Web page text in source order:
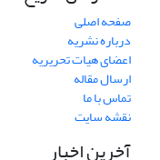
صفحه اصلی
درباره نشریه
اعضای هیات تحریریه
ارسال مقاله
تماس با ما
نقشه سایت
آخرین اخبار